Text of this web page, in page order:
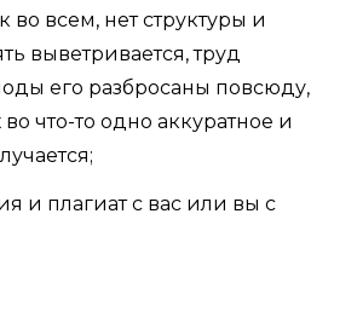
во всем, нет структуры и
выветривается, труд
его разбросаны повсюду,
во что-то одно аккуратное и
и плагиат с вас или вы с